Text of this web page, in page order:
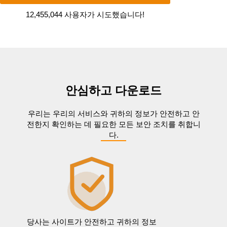
12,455,072 사용자가 시도했습니다!
안심하고 다운로드
우리는 우리의 서비스와 귀하의 정보가 안전하고 안
전한지 확인하는 데 필요한 모든 보안 조치를 취합니
다.
당사는 사이트가 안전하고 귀하의 정보